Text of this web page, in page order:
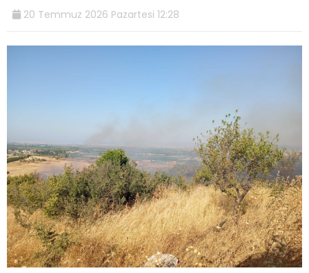
20 Temmuz 2026 Pazartesi 12:28